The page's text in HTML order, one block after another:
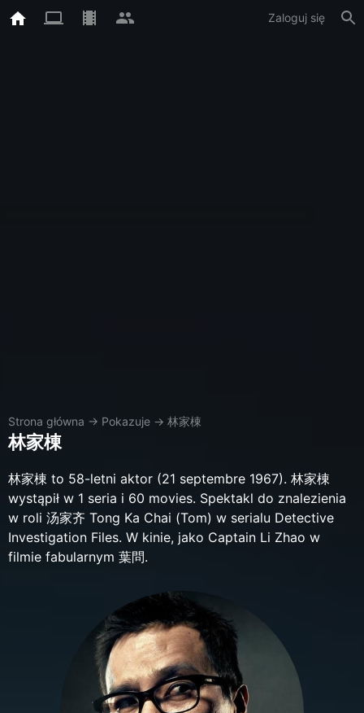
Zaloguj się
Strona główna → Pokazuje → 林家棟
林家棟
林家棟 to 58-letni aktor (21 septembre 1967). 林家棟
wystąpił w 1 seria i 60 movies. Spektakl do znalezienia
w roli 汤家齐 Tong Ka Chai (Tom) w serialu Detective
Investigation Files. W kinie, jako Captain Li Zhao w
filmie fabularnym 葉問.